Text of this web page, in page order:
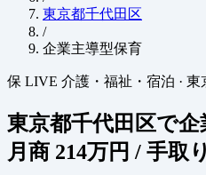
東京都千代田区
/
企業主導型保育
保 LIVE 介護・福祉・宿泊 · 東
東京都千代田区で
月商 214万円 / 手取り